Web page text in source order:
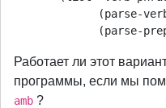
(parse-
Работает ли этот
программы, если мы
amb ?